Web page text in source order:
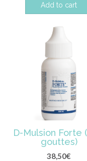
Add to cart
D-Mulsion Forte
gouttes)
38,50€